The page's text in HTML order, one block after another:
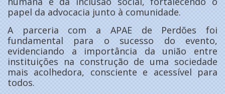
papel da advocacia junto à comunidade.
A parceria com a APAE de Perdões foi
fundamental para o sucesso do evento,
evidenciando a importância da união entre
instituições na construção de uma sociedade
mais acolhedora, consciente e acessível para
todos.